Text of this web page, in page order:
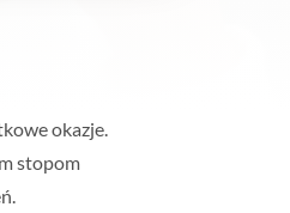
okazje.
stopom